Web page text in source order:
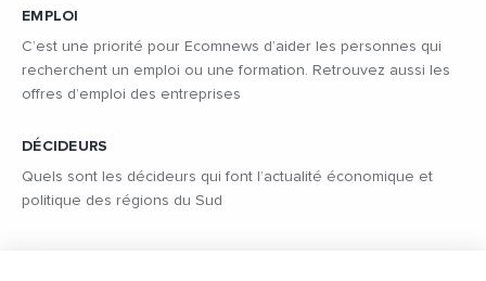
EMPLOI
C’est une priorité pour Ecomnews d’aider les personnes qui
recherchent un emploi ou une formation. Retrouvez aussi les
offres d’emploi des entreprises
DÉCIDEURS
Quels sont les décideurs qui font l’actualité économique et
politique des régions du Sud